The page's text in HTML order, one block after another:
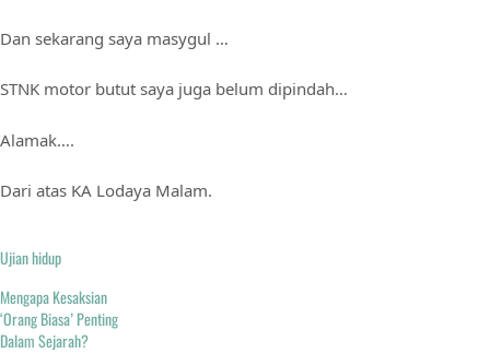
Dan sekarang saya masygul …
STNK motor butut saya juga belum dipindah…
Alamak….
Dari atas KA Lodaya Malam.
Ujian hidup
Mengapa Kesaksian
‘Orang Biasa’ Penting
Dalam Sejarah?